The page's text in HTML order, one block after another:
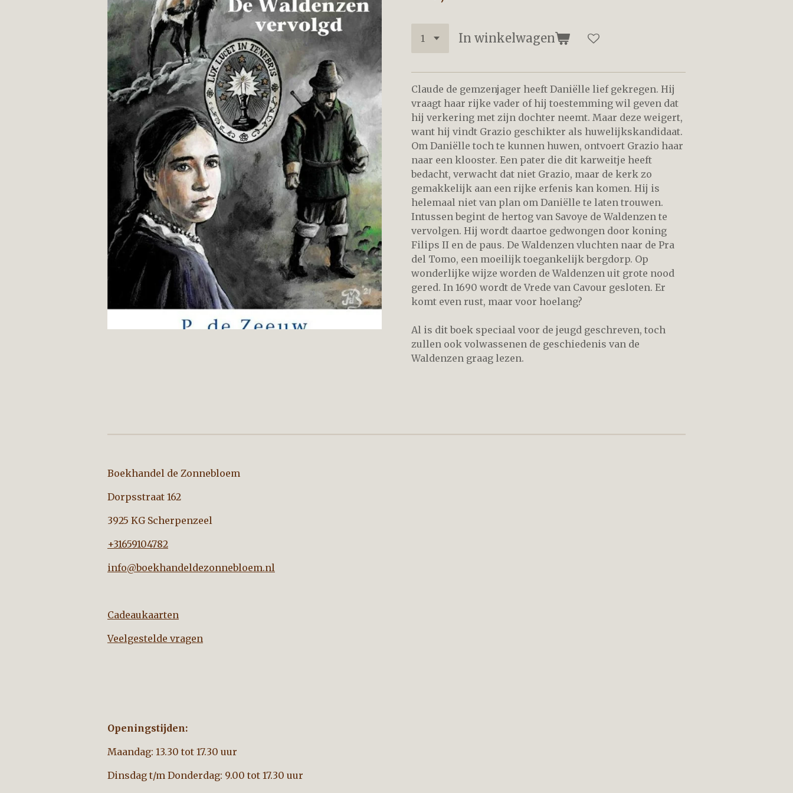
In winkelwagen
Claude de gemzenjager heeft Daniëlle lief gekregen. Hij
vraagt haar rijke vader of hij toestemming wil geven dat
hij verkering met zijn dochter neemt. Maar deze weigert,
want hij vindt Grazio geschikter als huwelijkskandidaat.
Om Daniëlle toch te kunnen huwen, ontvoert Grazio haar
naar een klooster. Een pater die dit karweitje heeft
bedacht, verwacht dat niet Grazio, maar de kerk zo
gemakkelijk aan een rijke erfenis kan komen. Hij is
helemaal niet van plan om Daniëlle te laten trouwen.
Intussen begint de hertog van Savoye de Waldenzen te
vervolgen. Hij wordt daartoe gedwongen door koning
Filips II en de paus. De Waldenzen vluchten naar de Pra
del Tomo, een moeilijk toegankelijk bergdorp. Op
wonderlijke wijze worden de Waldenzen uit grote nood
gered. In 1690 wordt de Vrede van Cavour gesloten. Er
komt even rust, maar voor hoelang?
Al is dit boek speciaal voor de jeugd geschreven, toch
zullen ook volwassenen de geschiedenis van de
Waldenzen graag lezen.
Boekhandel de Zonnebloem
Dorpsstraat 162
3925 KG Scherpenzeel
+31659104782
info@boekhandeldezonnebloem.nl
Cadeaukaarten
Veelgestelde vragen
Openingstijden:
Maandag: 13.30 tot 17.30 uur
Dinsdag t/m Donderdag: 9.00 tot 17.30 uur